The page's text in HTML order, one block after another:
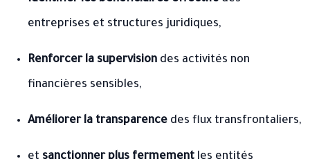
entreprises et structures juridiques,
Renforcer la supervision des activités non
financières sensibles,
Améliorer la transparence des flux transfrontaliers,